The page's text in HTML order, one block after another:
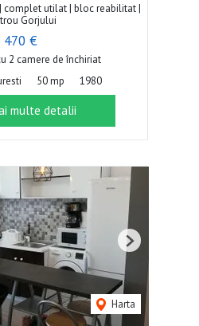
complet utilat | bloc reabilitat |
Gorjului
470 €
2 camere de închiriat
50 mp 1980
multe detalii
Harta
Next